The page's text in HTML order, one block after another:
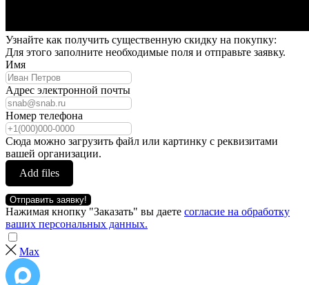
Узнайте как получить существенную скидку на покупку:
Для этого заполните необходимые поля и отправьте заявку.
Имя
Адрес электронной почты
Номер телефона
Сюда можно загрузить файл или картинку с реквизитами
вашей организации.
Add files
Отправить заявку!
Нажимая кнопку "Заказать" вы даете согласие на обработку
ваших персональных данных.
Max